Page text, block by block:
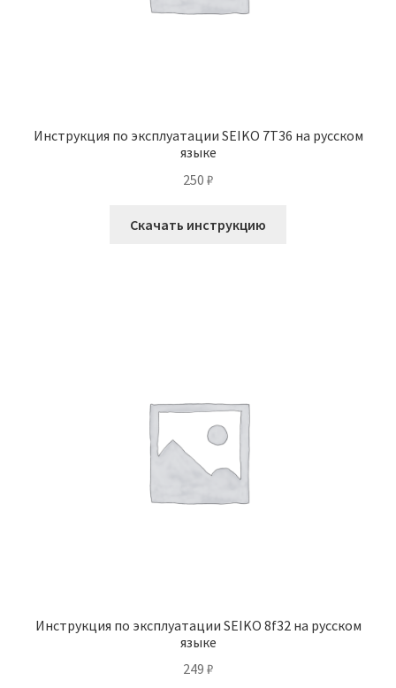
Инструкция по эксплуатации SEIKO 7T36 на русском
языке
250 ₽
Скачать инструкцию
Инструкция по эксплуатации SEIKO 8f32 на русском
языке
249 ₽